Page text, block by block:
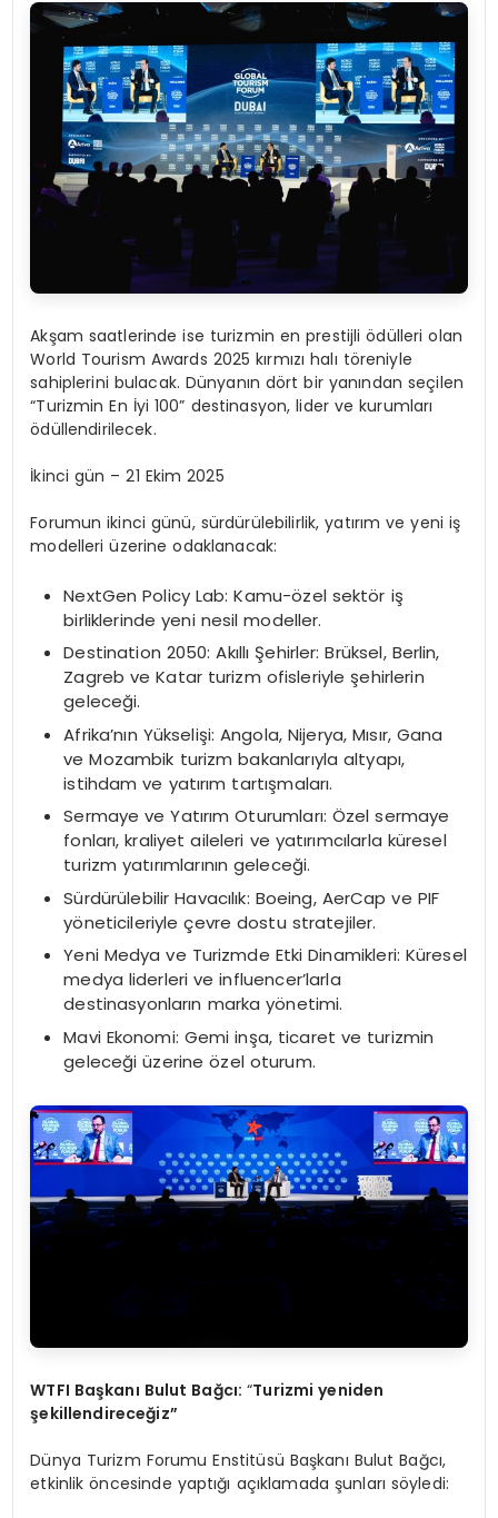
Akşam saatlerinde ise turizmin en prestijli ödülleri olan
World Tourism Awards 2025 kırmızı halı töreniyle
sahiplerini bulacak. Dünyanın dört bir yanından seçilen
“Turizmin En İyi 100” destinasyon, lider ve kurumları
ödüllendirilecek.
İkinci gün – 21 Ekim 2025
Forumun ikinci günü, sürdürülebilirlik, yatırım ve yeni iş
modelleri üzerine odaklanacak:
NextGen Policy Lab: Kamu-özel sektör iş
birliklerinde yeni nesil modeller.
Destination 2050: Akıllı Şehirler: Brüksel, Berlin,
Zagreb ve Katar turizm ofisleriyle şehirlerin
geleceği.
Afrika’nın Yükselişi: Angola, Nijerya, Mısır, Gana
ve Mozambik turizm bakanlarıyla altyapı,
istihdam ve yatırım tartışmaları.
Sermaye ve Yatırım Oturumları: Özel sermaye
fonları, kraliyet aileleri ve yatırımcılarla küresel
turizm yatırımlarının geleceği.
Sürdürülebilir Havacılık: Boeing, AerCap ve PIF
yöneticileriyle çevre dostu stratejiler.
Yeni Medya ve Turizmde Etki Dinamikleri: Küresel
medya liderleri ve influencer’larla
destinasyonların marka yönetimi.
Mavi Ekonomi: Gemi inşa, ticaret ve turizmin
geleceği üzerine özel oturum.
WTFI Başkanı Bulut Bağcı:“Turizmi yeniden
şekillendireceğiz”
Dünya Turizm Forumu Enstitüsü Başkanı Bulut Bağcı,
etkinlik öncesinde yaptığı açıklamada şunları söyledi: